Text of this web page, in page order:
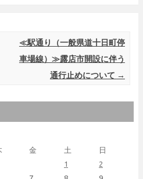
≪駅通り（一般県道十日町停
車場線）≫露店市開設に伴う
通行止めについて →
金 土 日
1
2